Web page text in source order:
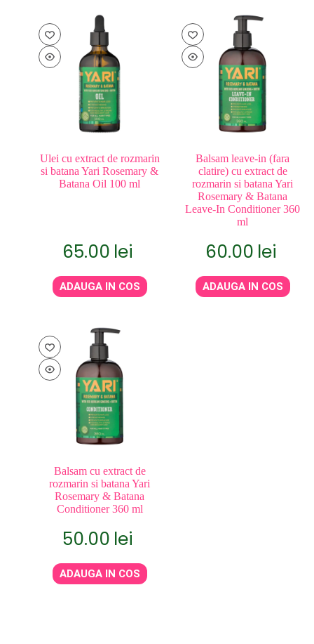
Ulei cu extract de rozmarin
si batana Yari Rosemary &
Batana Oil 100 ml
65.00 lei
ADAUGA IN COS
Balsam leave-in (fara
clatire) cu extract de
rozmarin si batana Yari
Rosemary & Batana
Leave-In Conditioner 360
ml
60.00 lei
ADAUGA IN COS
Balsam cu extract de
rozmarin si batana Yari
Rosemary & Batana
Conditioner 360 ml
50.00 lei
ADAUGA IN COS